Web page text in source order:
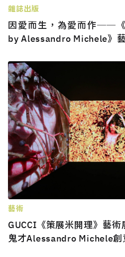
雜誌出版
因愛而生，為愛而作──
by Alessandro Michele》
藝術
GUCCI《策展米開理》藝
鬼才Alessandro Michele創